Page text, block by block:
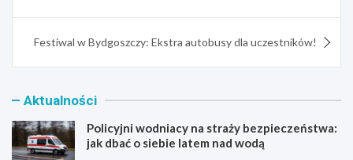
Festiwal w Bydgoszczy: Ekstra autobusy dla uczestników!
Aktualności
Policyjni wodniacy na straży bezpieczeństwa:
jak dbać o siebie latem nad wodą